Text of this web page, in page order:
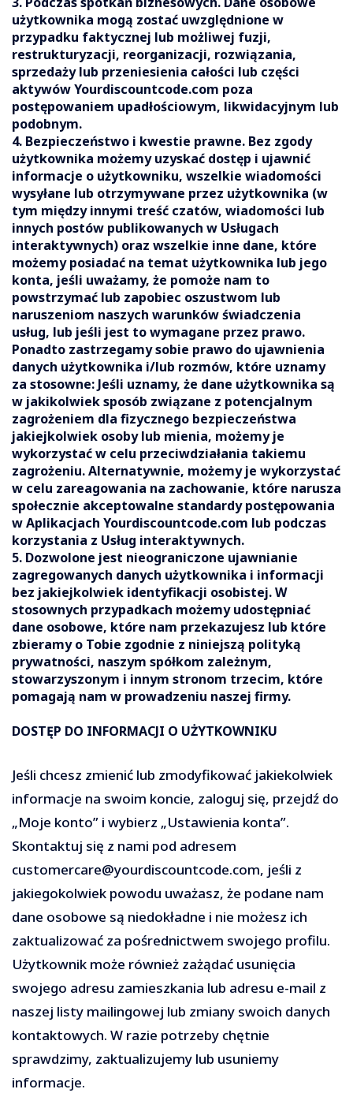
użytkownika mogą zostać uwzględnione w
przypadku faktycznej lub możliwej fuzji,
restrukturyzacji, reorganizacji, rozwiązania,
sprzedaży lub przeniesienia całości lub części
aktywów Yourdiscountcode.com poza
postępowaniem upadłościowym, likwidacyjnym lub
podobnym.
4. Bezpieczeństwo i kwestie prawne. Bez zgody
użytkownika możemy uzyskać dostęp i ujawnić
informacje o użytkowniku, wszelkie wiadomości
wysyłane lub otrzymywane przez użytkownika (w
tym między innymi treść czatów, wiadomości lub
innych postów publikowanych w Usługach
interaktywnych) oraz wszelkie inne dane, które
możemy posiadać na temat użytkownika lub jego
konta, jeśli uważamy, że pomoże nam to
powstrzymać lub zapobiec oszustwom lub
naruszeniom naszych warunków świadczenia
usług, lub jeśli jest to wymagane przez prawo.
Ponadto zastrzegamy sobie prawo do ujawnienia
danych użytkownika i/lub rozmów, które uznamy
za stosowne: Jeśli uznamy, że dane użytkownika są
w jakikolwiek sposób związane z potencjalnym
zagrożeniem dla fizycznego bezpieczeństwa
jakiejkolwiek osoby lub mienia, możemy je
wykorzystać w celu przeciwdziałania takiemu
zagrożeniu. Alternatywnie, możemy je wykorzystać
w celu zareagowania na zachowanie, które narusza
społecznie akceptowalne standardy postępowania
w Aplikacjach Yourdiscountcode.com lub podczas
korzystania z Usług interaktywnych.
5. Dozwolone jest nieograniczone ujawnianie
zagregowanych danych użytkownika i informacji
bez jakiejkolwiek identyfikacji osobistej. W
stosownych przypadkach możemy udostępniać
dane osobowe, które nam przekazujesz lub które
zbieramy o Tobie zgodnie z niniejszą polityką
prywatności, naszym spółkom zależnym,
stowarzyszonym i innym stronom trzecim, które
pomagają nam w prowadzeniu naszej firmy.
DOSTĘP DO INFORMACJI O UŻYTKOWNIKU
Jeśli chcesz zmienić lub zmodyfikować jakiekolwiek
informacje na swoim koncie, zaloguj się, przejdź do
„Moje konto” i wybierz „Ustawienia konta”.
Skontaktuj się z nami pod adresem
customercare@yourdiscountcode.com, jeśli z
jakiegokolwiek powodu uważasz, że podane nam
dane osobowe są niedokładne i nie możesz ich
zaktualizować za pośrednictwem swojego profilu.
Użytkownik może również zażądać usunięcia
swojego adresu zamieszkania lub adresu e-mail z
naszej listy mailingowej lub zmiany swoich danych
kontaktowych. W razie potrzeby chętnie
sprawdzimy, zaktualizujemy lub usuniemy
informacje.